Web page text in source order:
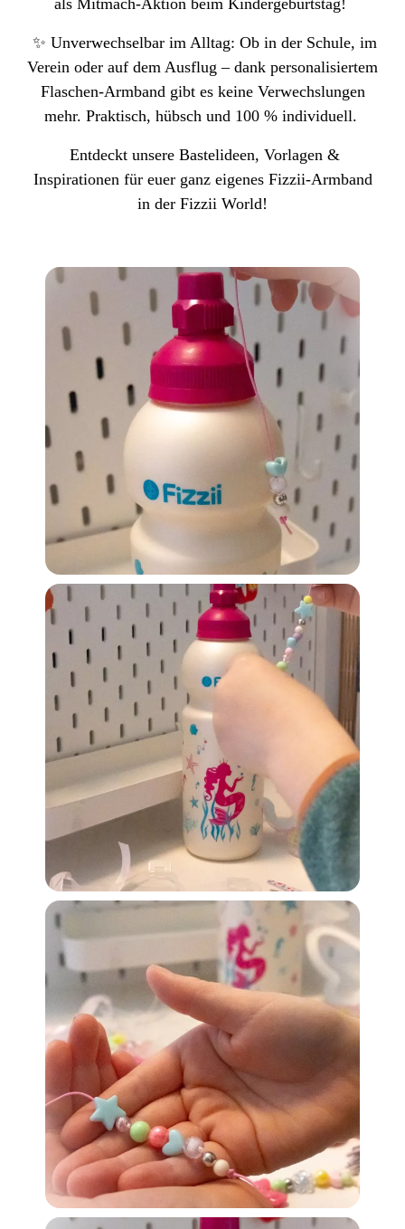
als Mitmach-Aktion beim Kindergeburtstag!
✨ Unverwechselbar im Alltag: Ob in der Schule, im
Verein oder auf dem Ausflug – dank personalisiertem
Flaschen-Armband gibt es keine Verwechslungen
mehr. Praktisch, hübsch und 100 % individuell.
Entdeckt unsere Bastelideen, Vorlagen &
Inspirationen für euer ganz eigenes Fizzii-Armband
in der Fizzii World!